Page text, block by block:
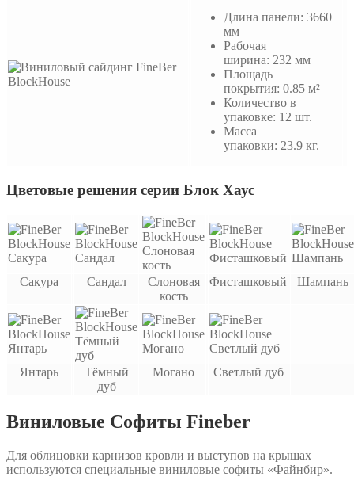
Длина панели: 3660
мм
Рабочая
ширина: 232 мм
Площадь
покрытия: 0.85 м²
Количество в
упаковке: 12 шт.
Масса
упаковки: 23.9 кг.
Цветовые решения серии Блок Хаус
Сакура Сандал
Слоновая
кость
Фисташковый Шампань
Янтарь
Тёмный
дуб
Могано Светлый дуб
Виниловые Софиты Fineber
Для облицовки карнизов кровли и выступов на крышах
используются специальные виниловые софиты «Файнбир».